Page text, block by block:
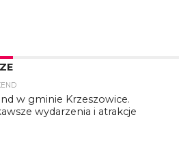
w gminie Krzeszowice.
wydarzenia i atrakcje